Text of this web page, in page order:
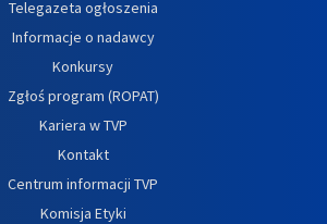
Telegazeta ogłoszenia
Informacje o nadawcy
Konkursy
Zgłoś program (ROPAT)
Kariera w TVP
Kontakt
Centrum informacji TVP
Komisja Etyki